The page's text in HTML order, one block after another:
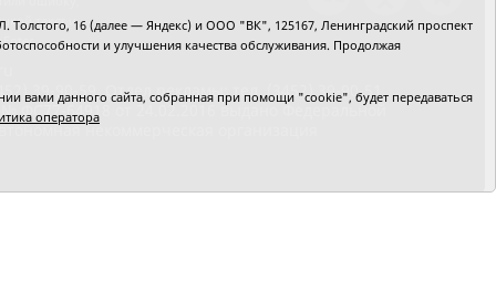
текст и
39-90-59. Отдел рекламы: тел. (3452) 39-90-51.
ФС77-64918 от 24.02.2016 выдано Федеральной
некоммерческая организация
Толстого, 16 (далее — Яндекс) и ООО "ВК", 125167, Ленинградский проспект
и улучшения качества обслуживания. Продолжая
вами данного сайта, собранная при помощи "cookie", будет передаваться
оператора